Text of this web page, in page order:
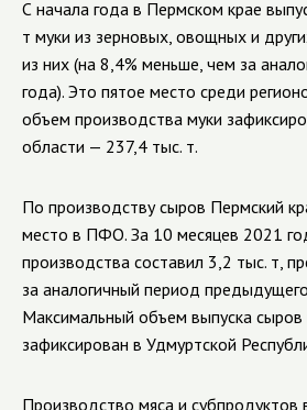
С начала года в Пермском крае
т муки из зерновых, овощных и
из них (на 8,4% меньше, чем за
года). Это пятое место среди
объем производства муки
области — 237,4 тыс. т.
По производству сыров Пермский
место в ПФО. За 10 месяцев 2021
производства составил 3,2 тыс. т,
за аналогичный период
Максимальный объем выпуска сыров
зафиксирован в Удмуртской
Производство мяса и субпродуктов